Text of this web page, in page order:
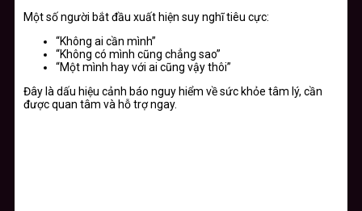
Một số người bắt đầu xuất hiện suy nghĩ tiêu cực:
“Không ai cần mình”
“Không có mình cũng chẳng sao”
“Một mình hay với ai cũng vậy thôi”
Đây là dấu hiệu cảnh báo nguy hiểm về sức khỏe tâm lý, cần
được quan tâm và hỗ trợ ngay.